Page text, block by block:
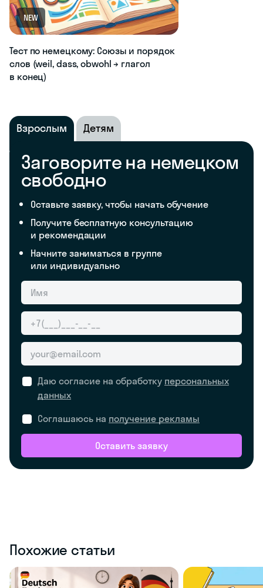
NEW
Тест по немецкому: Союзы и порядок
слов (weil, dass, obwohl → глагол
в конец)
Взрослым Детям
Заговорите на немецком
свободно
Оставьте заявку, чтобы начать обучение
Получите бесплатную консультацию
и рекомендации
Начните заниматься в группе
или индивидуально
Даю согласие на обработку персональных
данных
Соглашаюсь на получение рекламы
Оставить заявку
Похожие статьи